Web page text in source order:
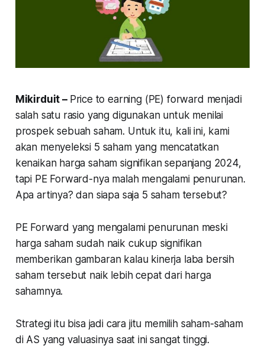
Mikirduit – Price to earning (PE) forward menjadi
salah satu rasio yang digunakan untuk menilai
prospek sebuah saham. Untuk itu, kali ini, kami
akan menyeleksi 5 saham yang mencatatkan
kenaikan harga saham signifikan sepanjang 2024,
tapi PE Forward-nya malah mengalami penurunan.
Apa artinya? dan siapa saja 5 saham tersebut?
PE Forward yang mengalami penurunan meski
harga saham sudah naik cukup signifikan
memberikan gambaran kalau kinerja laba bersih
saham tersebut naik lebih cepat dari harga
sahamnya.
Strategi itu bisa jadi cara jitu memilih saham-saham
di AS yang valuasinya saat ini sangat tinggi.